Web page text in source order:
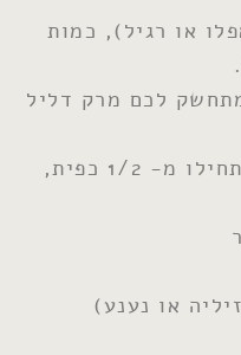
או רגיל), כמות
מתחשק לכם מרק דליל
1/2 כפית משחת ווסאבי (תתחילו מ- 1/2 כפית,
או נענע)